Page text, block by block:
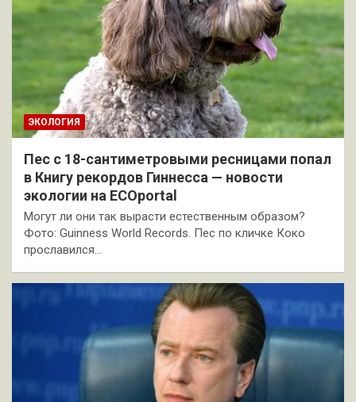
ЭКОЛОГИЯ
Пес с 18-сантиметровыми ресницами попал
в Книгу рекордов Гиннесса — новости
экологии на ECOportal
Могут ли они так вырасти естественным образом?
Фото: Guinness World Records. Пес по кличке Коко
прославился…